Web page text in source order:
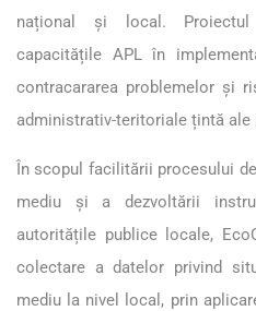
național și local.
capacitățile APL în
contracararea problemelor și
administrativ-teritoriale țintă ale
În scopul facilitării procesului
mediu și a dezvoltării
autoritățile publice locale,
colectare a datelor privind
mediu la nivel local, prin